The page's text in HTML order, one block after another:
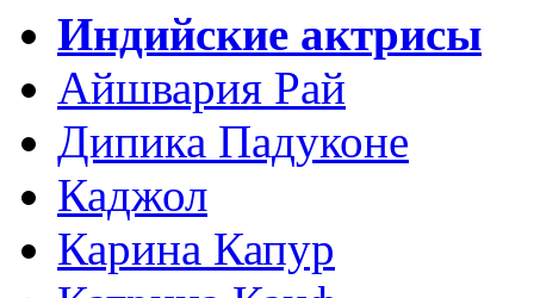
Индийские актрисы
Айшвария Рай
Дипика Падуконе
Каджол
Карина Капур